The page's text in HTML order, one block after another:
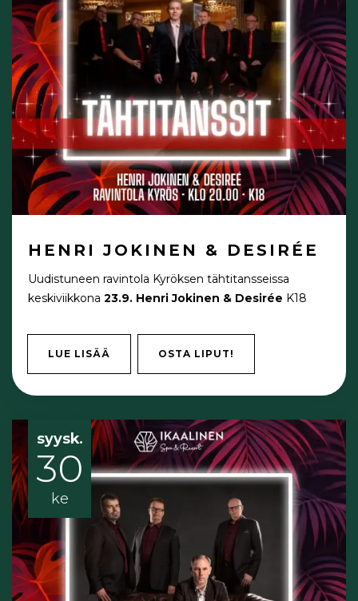
HENRI JOKINEN & DESIRÉE
Uudistuneen ravintola Kyröksen tähtitansseissa
keskiviikkona 23.9. Henri Jokinen & Desirée K18
LUE LISÄÄ OSTA LIPUT!
syysk.
30
ke